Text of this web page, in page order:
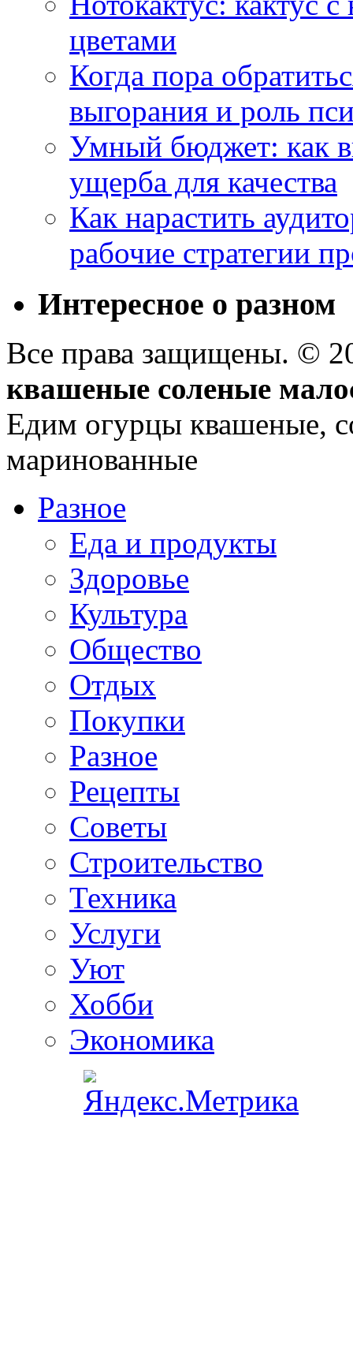
цветами
Когда пора
выгорания и роль
Умный бюджет: как
ущерба для качества
Как нарастить
рабочие стратегии
Интересное о разном
Все права защищены. ©
квашеные соленые
Едим огурцы квашеные,
маринованные
Разное
Еда и продукты
Здоровье
Культура
Общество
Отдых
Покупки
Разное
Рецепты
Советы
Строительство
Техника
Услуги
Уют
Хобби
Экономика